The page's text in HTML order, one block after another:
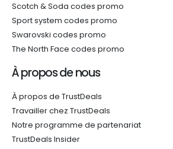
Scotch & Soda codes promo
Sport system codes promo
Swarovski codes promo
The North Face codes promo
À propos de nous
À propos de TrustDeals
Travailler chez TrustDeals
Notre programme de partenariat
TrustDeals Insider